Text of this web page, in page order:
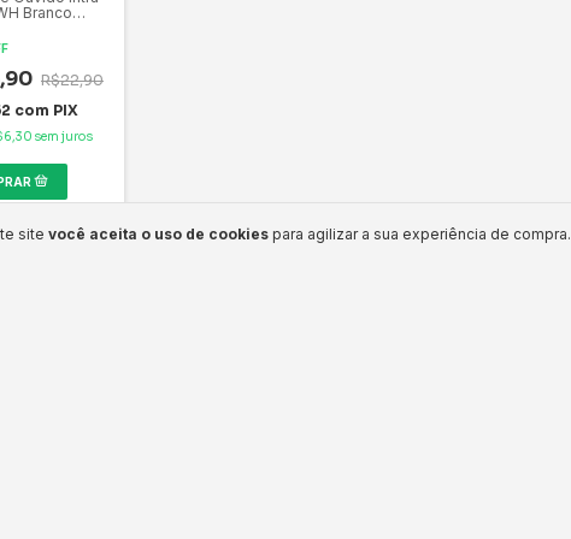
site você aceita o uso de cookies para agilizar a sua experiência de compra.
Branco
Possui
Bag
R$22,90
com PIX
sem juros